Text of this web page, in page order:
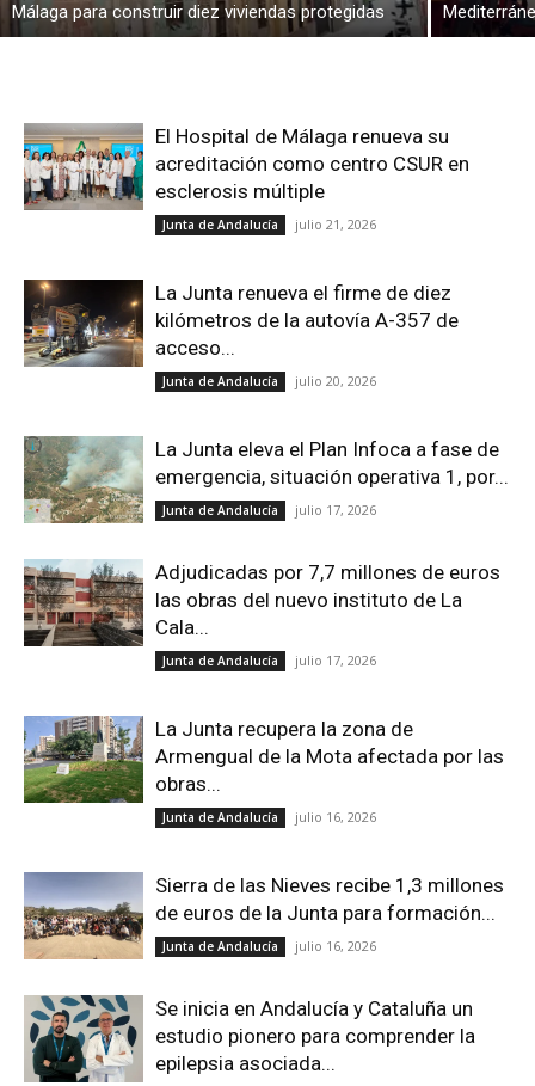
Málaga para construir diez viviendas protegidas
El Hospital de Málaga renueva su
acreditación como centro CSUR en
esclerosis múltiple
Junta de Andalucía julio 21, 2026
La Junta renueva el firme de diez
kilómetros de la autovía A-357 de
acceso...
Junta de Andalucía julio 20, 2026
La Junta eleva el Plan Infoca a fase de
emergencia, situación operativa 1, por...
Junta de Andalucía julio 17, 2026
Adjudicadas por 7,7 millones de euros
las obras del nuevo instituto de La
Cala...
Junta de Andalucía julio 17, 2026
La Junta recupera la zona de
Armengual de la Mota afectada por las
obras...
Junta de Andalucía julio 16, 2026
Sierra de las Nieves recibe 1,3 millones
de euros de la Junta para formación...
Junta de Andalucía julio 16, 2026
Se inicia en Andalucía y Cataluña un
estudio pionero para comprender la
epilepsia asociada...